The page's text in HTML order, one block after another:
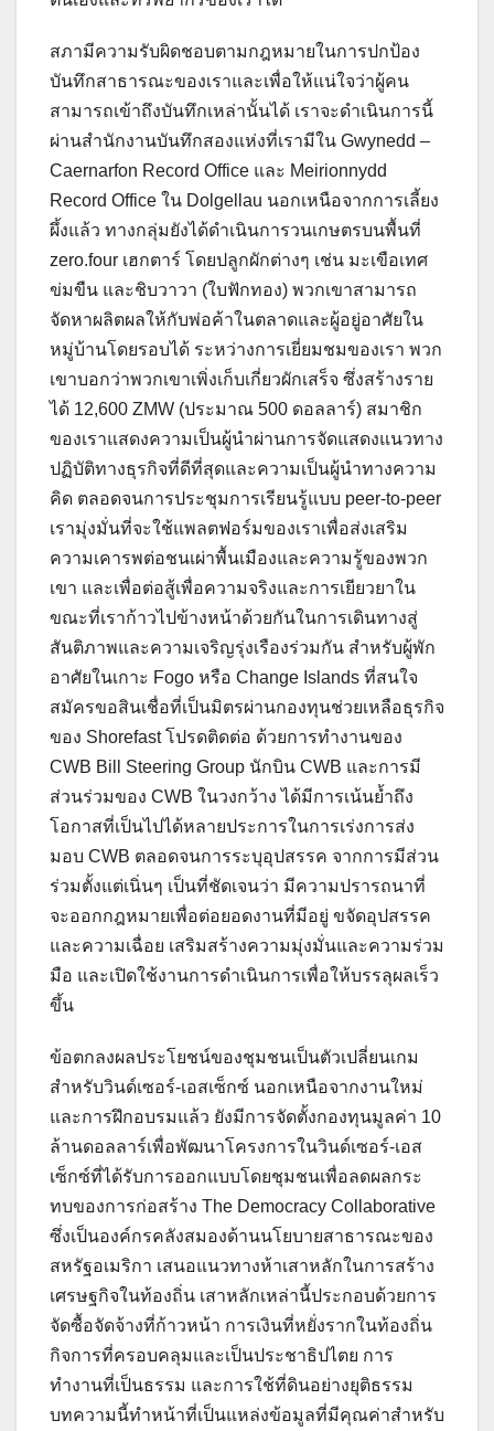
สภามีความรับผิดชอบตามกฎหมายในการปกป้อง
บันทึกสาธารณะของเราและเพื่อให้แน่ใจว่าผู้คน
สามารถเข้าถึงบันทึกเหล่านั้นได้ เราจะดำเนินการนี้
ผ่านสำนักงานบันทึกสองแห่งที่เรามีใน Gwynedd –
Caernarfon Record Office และ Meirionnydd
Record Office ใน Dolgellau นอกเหนือจากการเลี้ยง
ผึ้งแล้ว ทางกลุ่มยังได้ดำเนินการวนเกษตรบนพื้นที่
zero.four เฮกตาร์ โดยปลูกผักต่างๆ เช่น มะเขือเทศ
ข่มขืน และชิบวาวา (ใบฟักทอง) พวกเขาสามารถ
จัดหาผลิตผลให้กับพ่อค้าในตลาดและผู้อยู่อาศัยใน
หมู่บ้านโดยรอบได้ ระหว่างการเยี่ยมชมของเรา พวก
เขาบอกว่าพวกเขาเพิ่งเก็บเกี่ยวผักเสร็จ ซึ่งสร้างราย
ได้ 12,600 ZMW (ประมาณ 500 ดอลลาร์) สมาชิก
ของเราแสดงความเป็นผู้นำผ่านการจัดแสดงแนวทาง
ปฏิบัติทางธุรกิจที่ดีที่สุดและความเป็นผู้นำทางความ
คิด ตลอดจนการประชุมการเรียนรู้แบบ peer-to-peer
เรามุ่งมั่นที่จะใช้แพลตฟอร์มของเราเพื่อส่งเสริม
ความเคารพต่อชนเผ่าพื้นเมืองและความรู้ของพวก
เขา และเพื่อต่อสู้เพื่อความจริงและการเยียวยาใน
ขณะที่เราก้าวไปข้างหน้าด้วยกันในการเดินทางสู่
สันติภาพและความเจริญรุ่งเรืองร่วมกัน สำหรับผู้พัก
อาศัยในเกาะ Fogo หรือ Change Islands ที่สนใจ
สมัครขอสินเชื่อที่เป็นมิตรผ่านกองทุนช่วยเหลือธุรกิจ
ของ Shorefast โปรดติดต่อ ด้วยการทำงานของ
CWB Bill Steering Group นักบิน CWB และการมี
ส่วนร่วมของ CWB ในวงกว้าง ได้มีการเน้นย้ำถึง
โอกาสที่เป็นไปได้หลายประการในการเร่งการส่ง
มอบ CWB ตลอดจนการระบุอุปสรรค จากการมีส่วน
ร่วมตั้งแต่เนิ่นๆ เป็นที่ชัดเจนว่า มีความปรารถนาที่
จะออกกฎหมายเพื่อต่อยอดงานที่มีอยู่ ขจัดอุปสรรค
และความเฉื่อย เสริมสร้างความมุ่งมั่นและความร่วม
มือ และเปิดใช้งานการดำเนินการเพื่อให้บรรลุผลเร็ว
ขึ้น
ข้อตกลงผลประโยชน์ของชุมชนเป็นตัวเปลี่ยนเกม
สำหรับวินด์เซอร์-เอสเซ็กซ์ นอกเหนือจากงานใหม่
และการฝึกอบรมแล้ว ยังมีการจัดตั้งกองทุนมูลค่า 10
ล้านดอลลาร์เพื่อพัฒนาโครงการในวินด์เซอร์-เอส
เซ็กซ์ที่ได้รับการออกแบบโดยชุมชนเพื่อลดผลกระ
ทบของการก่อสร้าง The Democracy Collaborative
ซึ่งเป็นองค์กรคลังสมองด้านนโยบายสาธารณะของ
สหรัฐอเมริกา เสนอแนวทางห้าเสาหลักในการสร้าง
เศรษฐกิจในท้องถิ่น เสาหลักเหล่านี้ประกอบด้วยการ
จัดซื้อจัดจ้างที่ก้าวหน้า การเงินที่หยั่งรากในท้องถิ่น
กิจการที่ครอบคลุมและเป็นประชาธิปไตย การ
ทำงานที่เป็นธรรม และการใช้ที่ดินอย่างยุติธรรม
บทความนี้ทำหน้าที่เป็นแหล่งข้อมูลที่มีคุณค่าสำหรับ